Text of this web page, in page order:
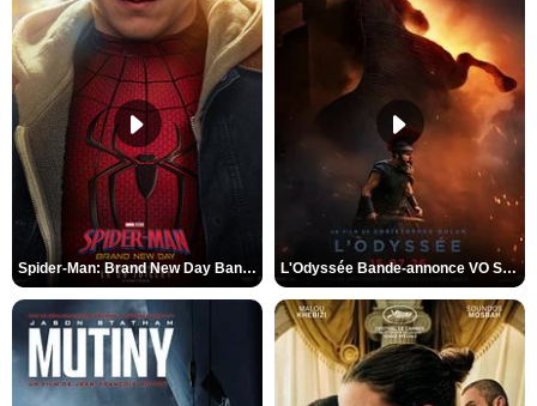
Spider-Man: Brand New Day Bande-annonce VO STFR L'Odyssée Bande-annonce VO STFR